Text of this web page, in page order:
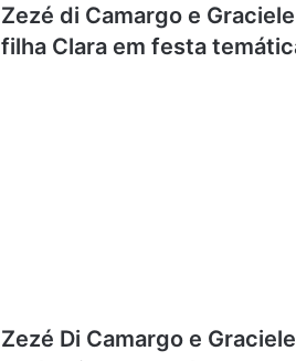
Zezé di Camargo e
filha Clara em festa
Zezé Di Camargo e